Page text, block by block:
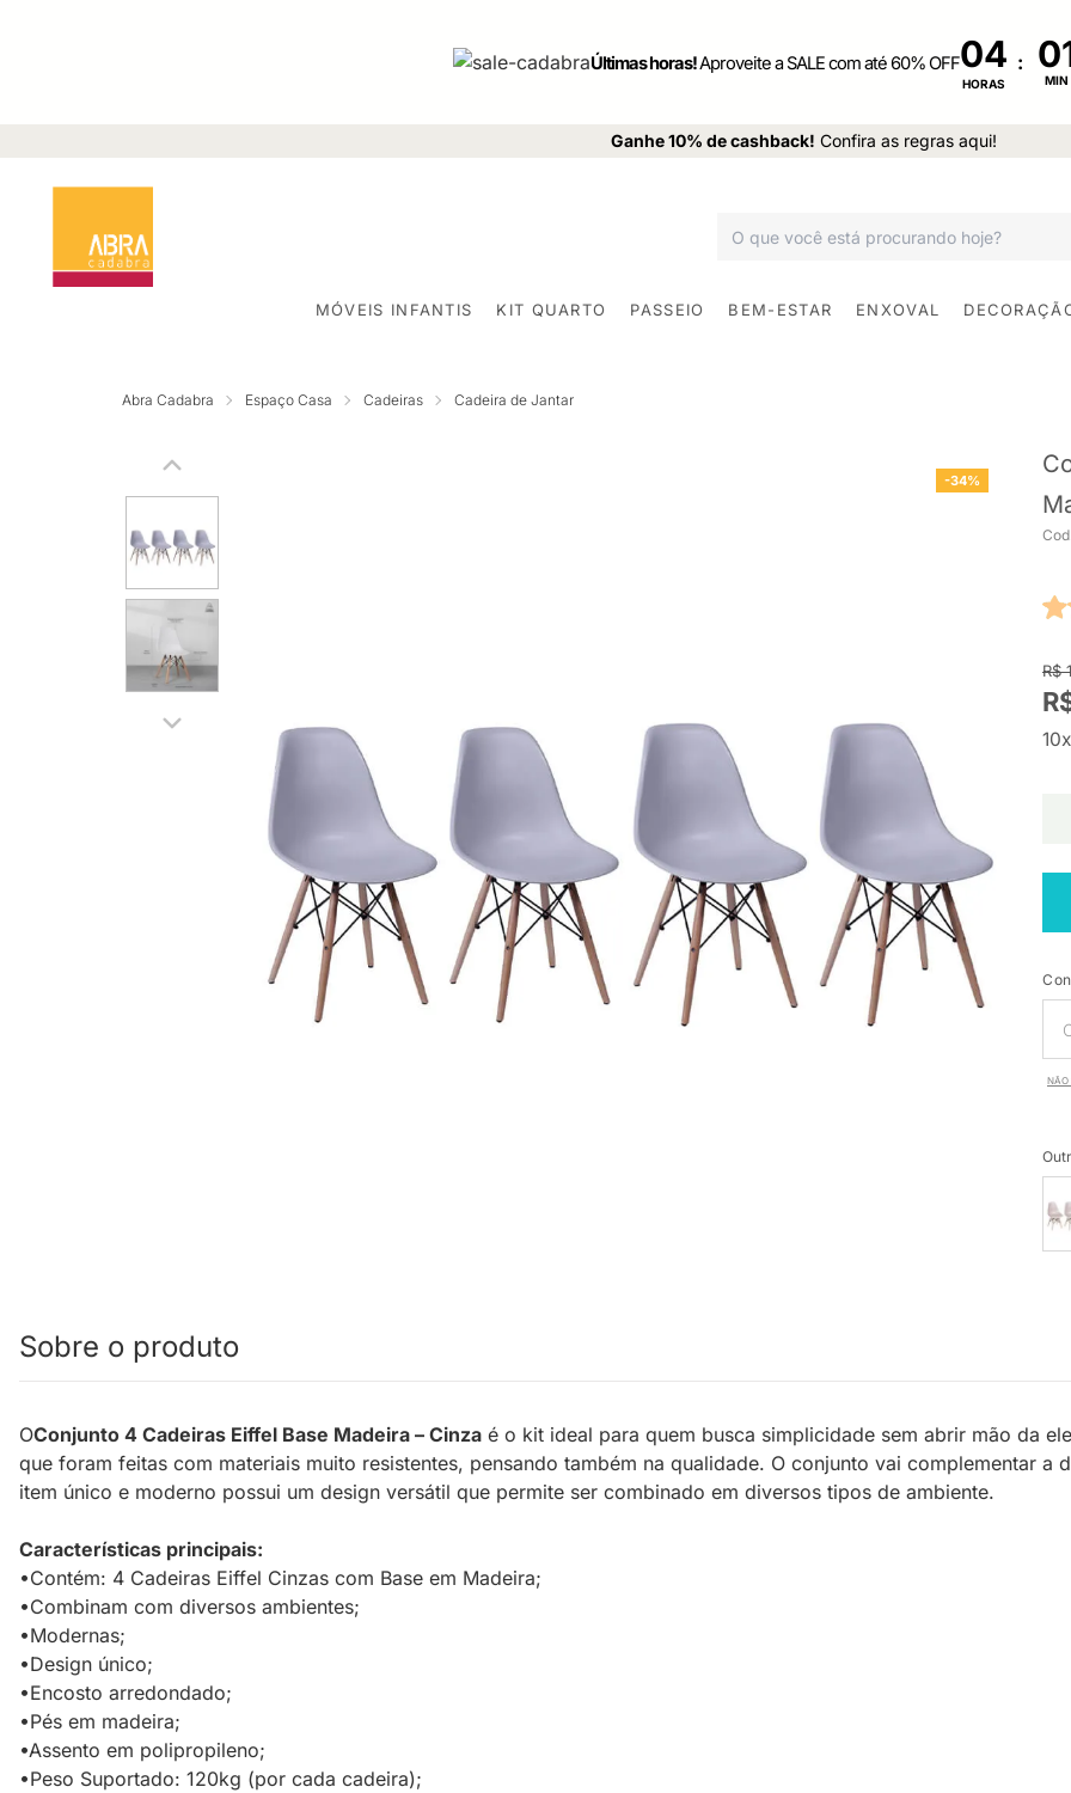
Últimas horas!Aproveite a SALE com até 60% OFF04
HORAS
:
MIN
Ganhe 10% de cashback! Confira as regras aqui!
MÓVEIS INFANTIS KIT QUARTO PASSEIO BEM-ESTAR ENXOVAL
Abra Cadabra Espaço Casa Cadeiras Cadeira de Jantar
-34%
R$
NÃO
Sobre o produto
OConjunto 4 Cadeiras Eiffel Base Madeira – Cinza é o kit ideal para quem busca simplicidade sem abrir mão da
que foram feitas com materiais muito resistentes, pensando também na qualidade. O conjunto vai complementar a
item único e moderno possui um design versátil que permite ser combinado em diversos tipos de ambiente.
Características principais:
•Contém: 4 Cadeiras Eiffel Cinzas com Base em Madeira;
•Combinam com diversos ambientes;
•Modernas;
•Design único;
•Encosto arredondado;
•Pés em madeira;
•Assento em polipropileno;
•Peso Suportado: 120kg (por cada cadeira);